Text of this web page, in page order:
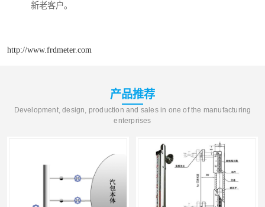
新老客户。
http://www.frdmeter.com
产品推荐
Development, design, production and sales in one of the manufacturing
enterprises